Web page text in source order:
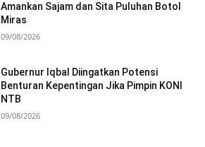
Amankan Sajam dan Sita Puluhan Botol
Miras
09/08/2026
Gubernur Iqbal Diingatkan Potensi
Benturan Kepentingan Jika Pimpin KONI
NTB
09/08/2026